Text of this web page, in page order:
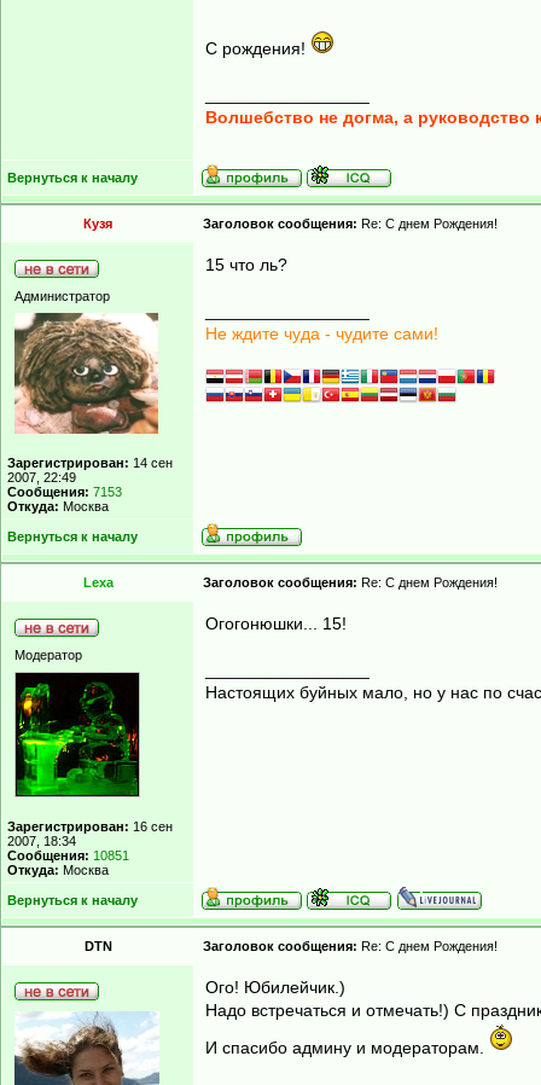
С рождения!
Волшебство не догма, а руководство
Вернуться к началу
Кузя Заголовок сообщения: Re: С днем Рождения!
Администратор
Зарегистрирован: 14 сен
2007, 22:49
Сообщения: 7153
Откуда: Москва
15 что ль?
Не ждите чуда - чудите сами!
Вернуться к началу
Lexa Заголовок сообщения: Re: С днем Рождения!
Модератор
Зарегистрирован: 16 сен
2007, 18:34
Сообщения: 10851
Откуда: Москва
Огогонюшки... 15!
Настоящих буйных мало, но у нас по
Вернуться к началу
DTN Заголовок сообщения: Re: С днем Рождения!
Ого! Юбилейчик.)
Надо встречаться и отмечать!) С
И спасибо админу и модераторам.